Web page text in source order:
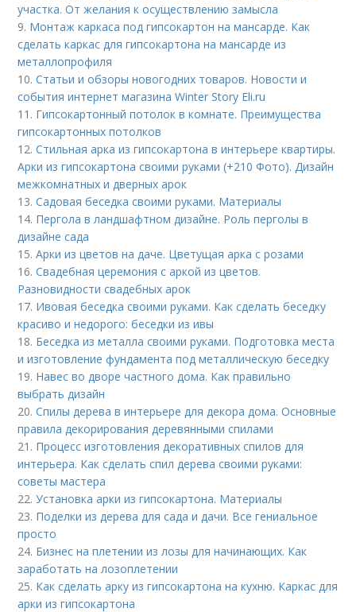
участка. От желания к осуществлению замысла
9. Монтаж каркаса под гипсокартон на мансарде. Как
сделать каркас для гипсокартона на мансарде из
металлопрофиля
10.Статьи и обзоры новогодних товаров. Новости и
события интернет магазина Winter Story Eli.ru
11. Гипсокартонный потолок в комнате. Преимущества
гипсокартонных потолков
12.Стильная арка из гипсокартона в интерьере квартиры.
Арки из гипсокартона своими руками (+210 Фото). Дизайн
межкомнатных и дверных арок
13.Садовая беседка своими руками. Материалы
14. Пергола в ландшафтном дизайне. Роль перголы в
дизайне сада
15.Арки из цветов на даче. Цветущая арка с розами
16.Свадебная церемония с аркой из цветов.
Разновидности свадебных арок
17. Ивовая беседка своими руками. Как сделать беседку
красиво и недорого: беседки из ивы
18. Беседка из металла своими руками. Подготовка места
и изготовление фундамента под металлическую беседку
19. Навес во дворе частного дома. Как правильно
выбрать дизайн
20.Спилы дерева в интерьере для декора дома. Основные
правила декорирования деревянными спилами
21. Процесс изготовления декоративных спилов для
интерьера. Как сделать спил дерева своими руками:
советы мастера
22.Установка арки из гипсокартона. Материалы
23. Поделки из дерева для сада и дачи. Все гениальное
просто
24. Бизнес на плетении из лозы для начинающих. Как
заработать на лозоплетении
25. Как сделать арку из гипсокартона на кухню. Каркас для
арки из гипсокартона